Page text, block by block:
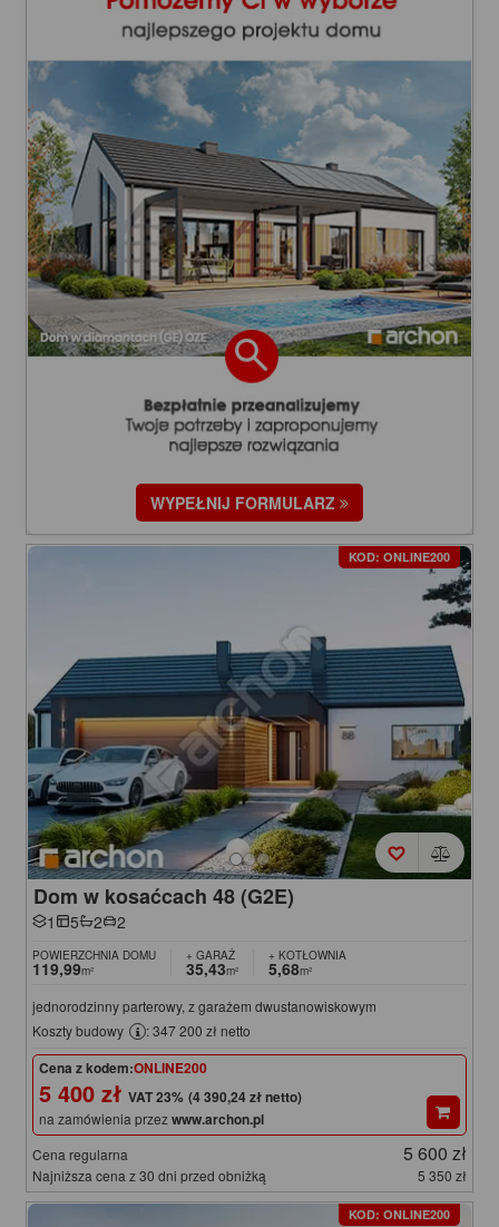
WYPEŁNIJ FORMULARZ
KOD: ONLINE200
Dom w kosaćcach 48 (G2E)
1 5 2 2
POWIERZCHNIA DOMU
119,99m²
+ GARAŻ
35,43m²
+ KOTŁOWNIA
5,68m²
jednorodzinny parterowy, z garażem dwustanowiskowym
Koszty budowy
: 347 200 zł netto
Cena z kodem:ONLINE200
5 400 zł (4 390,24 zł netto)
na zamówienia przezwww.archon.pl
Cena regularna 5 600 zł
Najniższa cena z 30 dni przed obniżką 5 350 zł
KOD: ONLINE200